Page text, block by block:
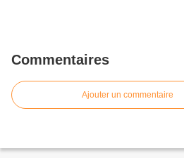
Commentaires
Ajouter un commentaire